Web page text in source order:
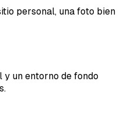
personal, una foto bien
un entorno de fondo